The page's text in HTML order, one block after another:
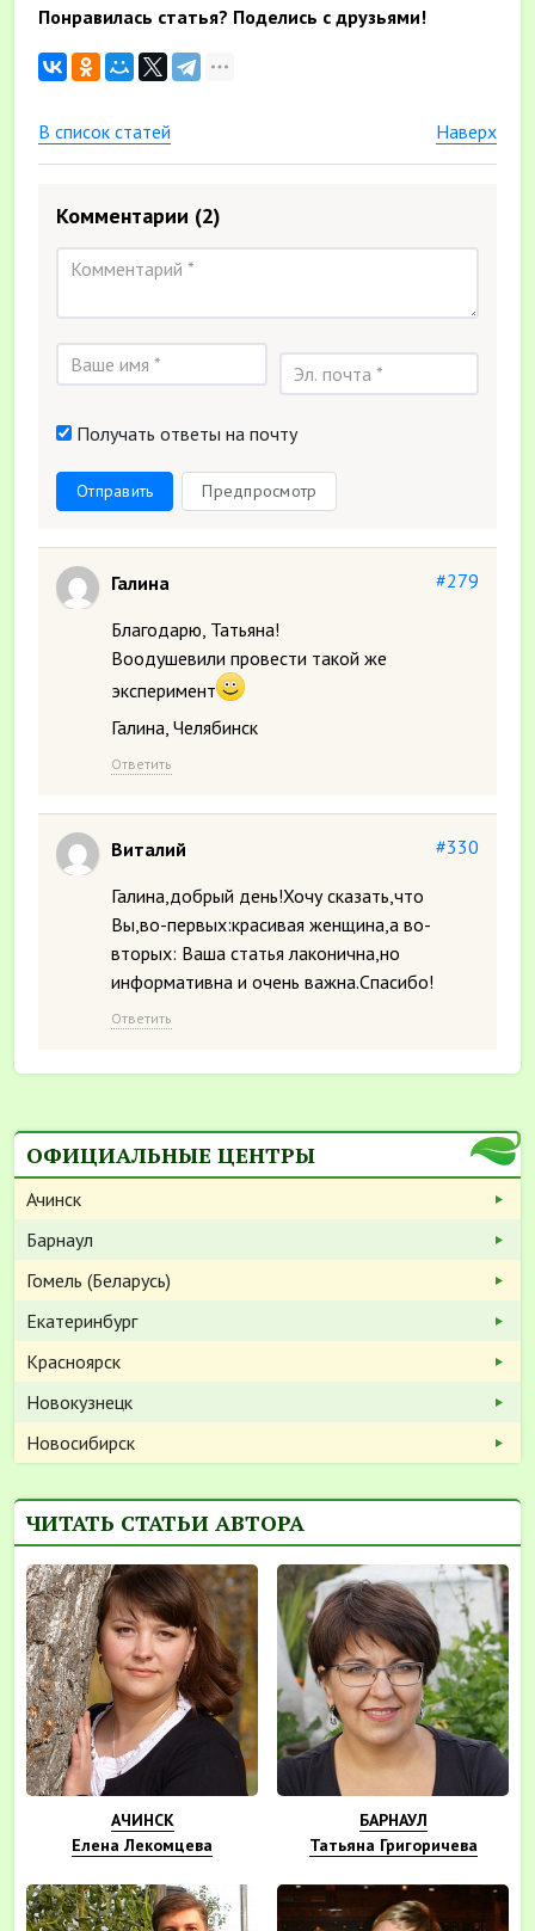
Понравилась статья? Поделись с друзьями!
В список статей Наверх
Комментарии (2)
Получать ответы на почту
Отправить Предпросмотр
#279
Галина
Благодарю, Татьяна!
Воодушевили провести такой же
эксперимент
Галина, Челябинск
Ответить
#330
Виталий
Галина,добрый день!Хочу сказать,что
Вы,во-первых:красивая женщина,а во-
вторых: Ваша статья лаконична,но
информативна и очень важна.Спасибо!
Ответить
ОФИЦИАЛЬНЫЕ ЦЕНТРЫ
Ачинск
Барнаул
Гомель (Беларусь)
Екатеринбург
Красноярск
Новокузнецк
Новосибирск
ЧИТАТЬ СТАТЬИ АВТОРА
АЧИНСК
Елена Лекомцева
БАРНАУЛ
Татьяна Григоричева